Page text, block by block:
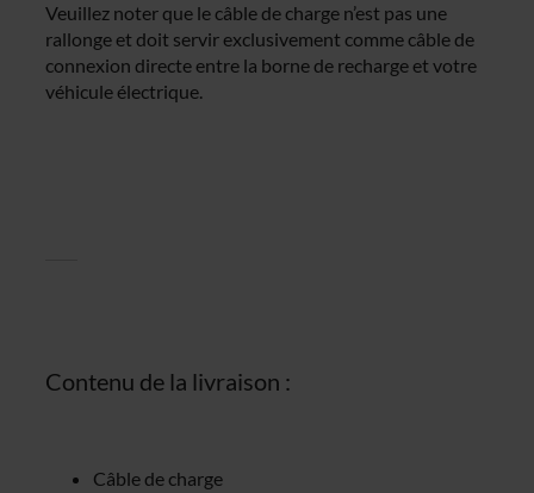
Veuillez noter que le câble de charge n’est pas une
rallonge et doit servir exclusivement comme câble de
connexion directe entre la borne de recharge et votre
véhicule électrique.
Contenu de la livraison :
Câble de charge